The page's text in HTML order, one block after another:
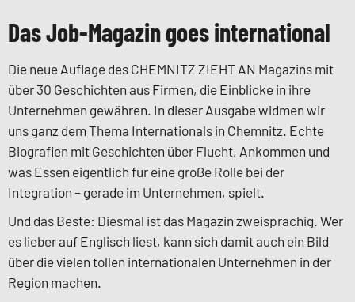
Das Job-Magazin goes international
Die neue Auflage des CHEMNITZ ZIEHT AN Magazins mit
über 30 Geschichten aus Firmen, die Einblicke in ihre
Unternehmen gewähren. In dieser Ausgabe widmen wir
uns ganz dem Thema Internationals in Chemnitz. Echte
Biografien mit Geschichten über Flucht, Ankommen und
was Essen eigentlich für eine große Rolle bei der
Integration – gerade im Unternehmen, spielt.
Und das Beste: Diesmal ist das Magazin zweisprachig. Wer
es lieber auf Englisch liest, kann sich damit auch ein Bild
über die vielen tollen internationalen Unternehmen in der
Region machen.